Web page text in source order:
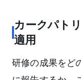
カークパト
適用
研修の成果をど